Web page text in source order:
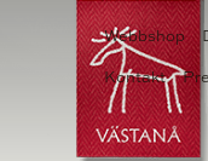
Webbshop
Kontakt